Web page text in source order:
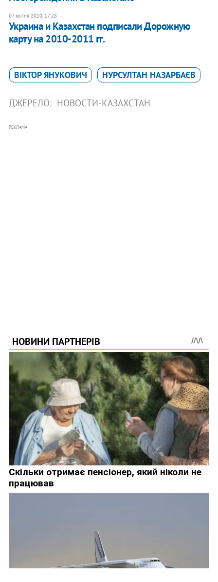
07 квітня 2010, 17:28
Украина и Казахстан подписали Дорожную
карту на 2010-2011 гг.
ВІКТОР ЯНУКОВИЧ НУРСУЛТАН НАЗАРБАЄВ
ДЖЕРЕЛО: НОВОСТИ-КАЗАХСТАН
РЕКЛАМА